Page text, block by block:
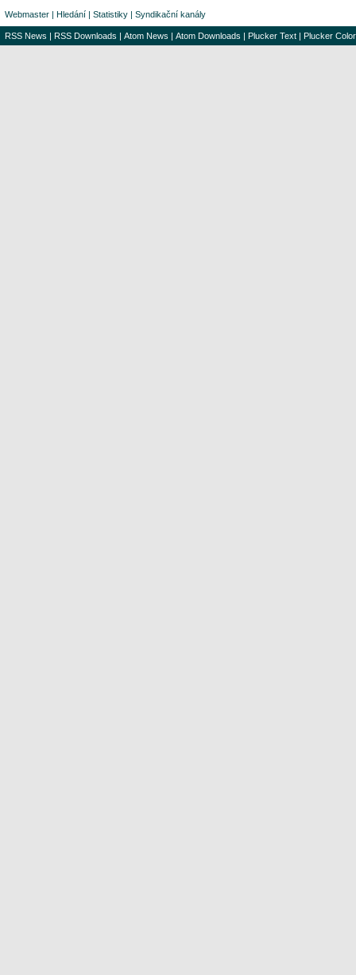
Webmaster | Hledání | Statistiky | Syndikační kanály
RSS News | RSS Downloads | Atom News | Atom Downloads | Plucker Text | Plucker Color